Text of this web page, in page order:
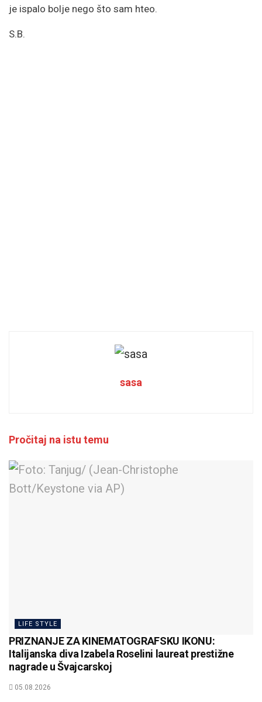
je ispalo bolje nego što sam hteo.
S.B.
sasa
Pročitaj na istu temu
LIFE STYLE
PRIZNANJE ZA KINEMATOGRAFSKU IKONU:
Italijanska diva Izabela Roselini laureat prestižne
nagrade u Švajcarskoj
05.08.2026